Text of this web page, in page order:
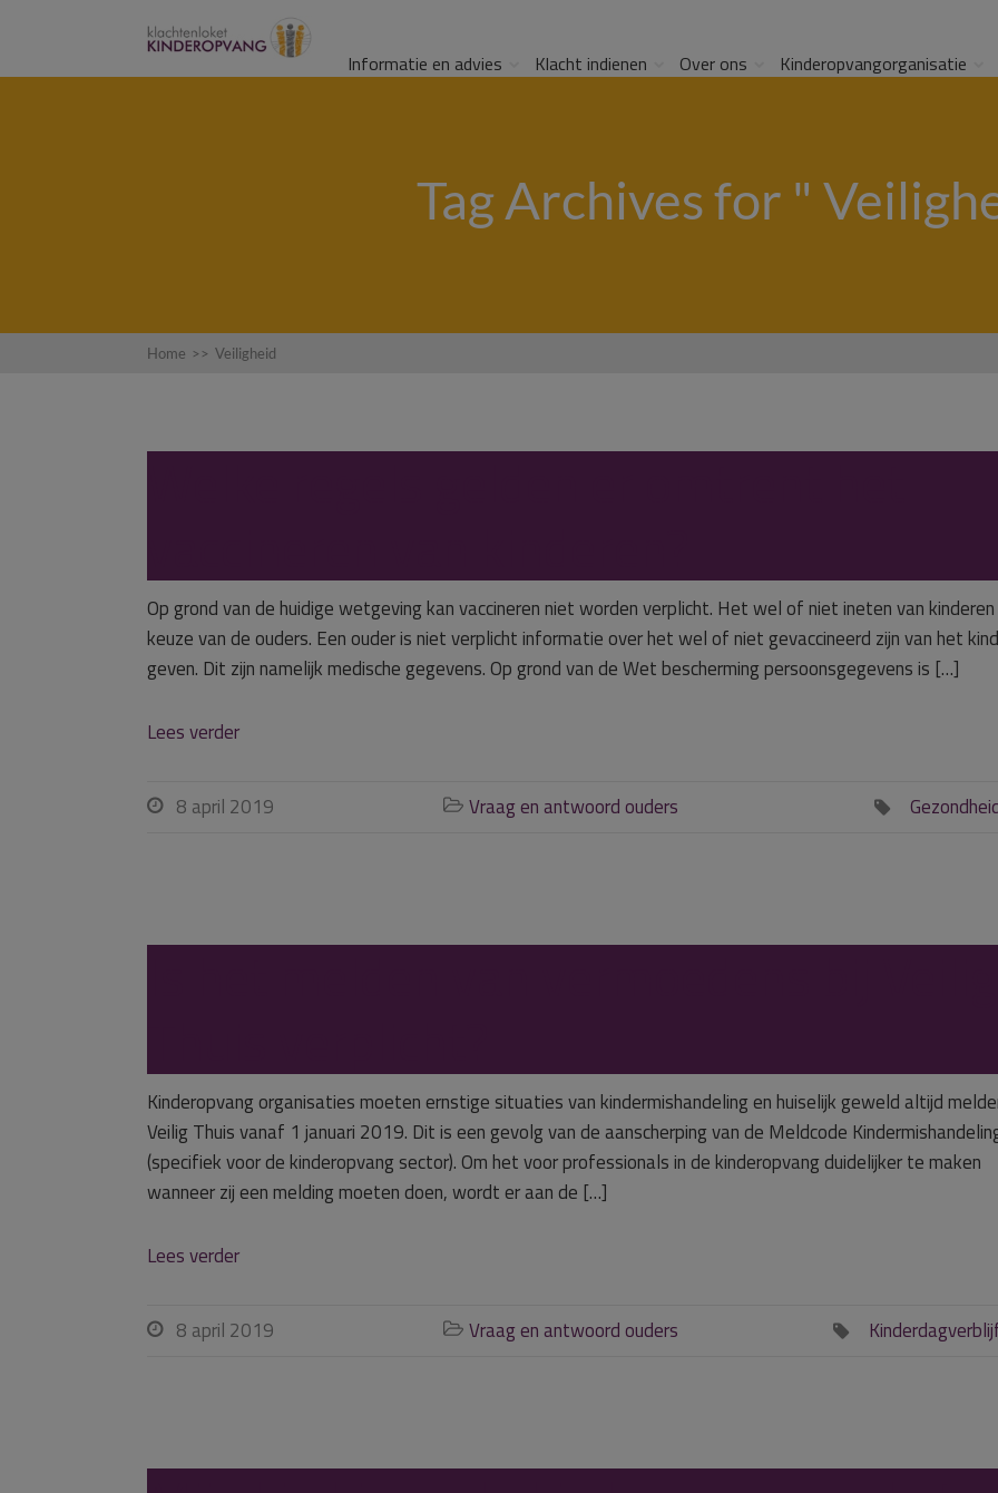
Informatie en advies Klacht indienen Over ons Kinderopvangorganisatie
Tag Archives for "
Home >> Veiligheid
Op grond van de huidige wetgeving kan vaccineren niet worden verplicht. Het wel of niet ineten van
keuze van de ouders. Een ouder is niet verplicht informatie over het wel of niet gevaccineerd zijn van het
geven. Dit zijn namelijk medische gegevens. Op grond van de Wet bescherming persoonsgegevens is […]
Lees verder
 8 april 2019  Vraag en antwoord ouders 
Kinderopvang organisaties moeten ernstige situaties van kindermishandeling en huiselijk geweld altijd
Veilig Thuis vanaf 1 januari 2019. Dit is een gevolg van de aanscherping van de Meldcode
(specifiek voor de kinderopvang sector). Om het voor professionals in de kinderopvang duidelijker te maken
wanneer zij een melding moeten doen, wordt er aan de […]
Lees verder
 8 april 2019  Vraag en antwoord ouders 